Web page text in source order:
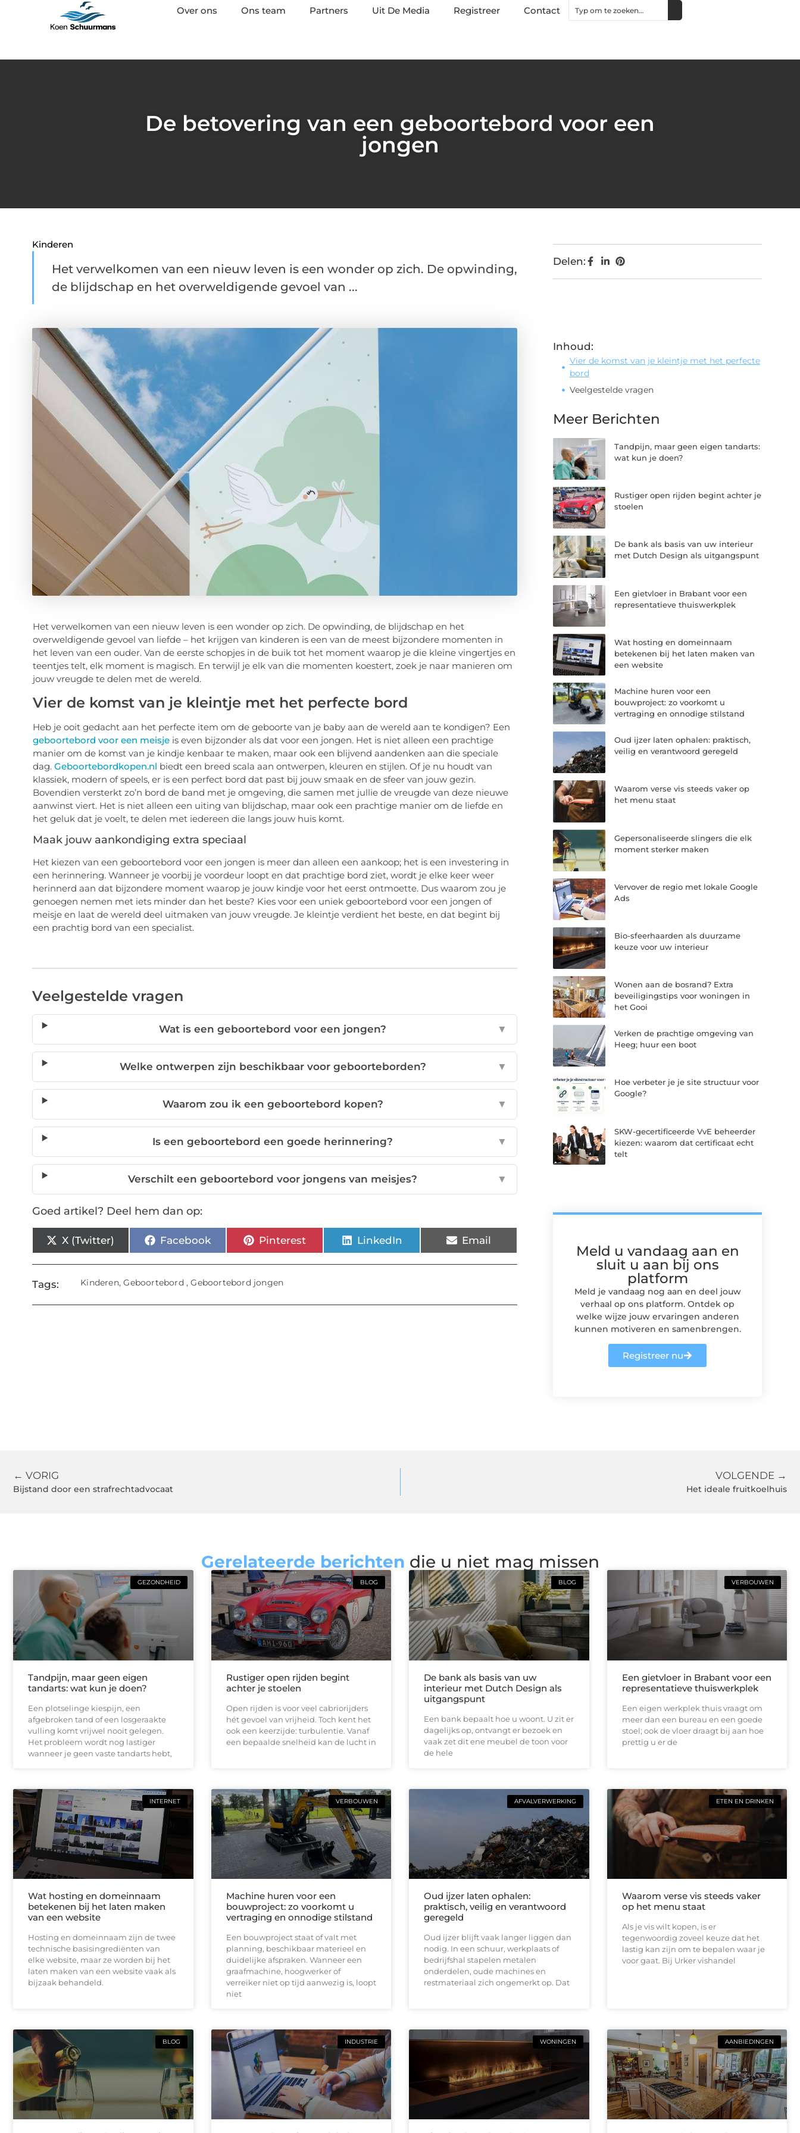
Over ons Ons team Partners Uit De Media Registreer Contact
De betovering van een geboortebord voor een
jongen
Kinderen
Het verwelkomen van een nieuw leven is een wonder op zich. De opwinding,
de blijdschap en het overweldigende gevoel van ...
Het verwelkomen van een nieuw leven is een wonder op zich. De opwinding, de blijdschap en het
overweldigende gevoel van liefde – het krijgen van kinderen is een van de meest bijzondere momenten in
het leven van een ouder. Van de eerste schopjes in de buik tot het moment waarop je die kleine vingertjes en
teentjes telt, elk moment is magisch. En terwijl je elk van die momenten koestert, zoek je naar manieren om
jouw vreugde te delen met de wereld.
Vier de komst van je kleintje met het perfecte bord
Heb je ooit gedacht aan het perfecte item om de geboorte van je baby aan de wereld aan te kondigen? Een
geboortebord voor een meisjeis even bijzonder als dat voor een jongen. Het is niet alleen een prachtige
manier om de komst van je kindje kenbaar te maken, maar ook een blijvend aandenken aan die speciale
dag. Geboortebordkopen.nl biedt een breed scala aan ontwerpen, kleuren en stijlen. Of je nu houdt van
klassiek, modern of speels, er is een perfect bord dat past bij jouw smaak en de sfeer van jouw gezin.
Bovendien versterkt zo’n bord de band met je omgeving, die samen met jullie de vreugde van deze nieuwe
aanwinst viert. Het is niet alleen een uiting van blijdschap, maar ook een prachtige manier om de liefde en
het geluk dat je voelt, te delen met iedereen die langs jouw huis komt.
Maak jouw aankondiging extra speciaal
Het kiezen van een geboortebord voor een jongen is meer dan alleen een aankoop; het is een investering in
een herinnering. Wanneer je voorbij je voordeur loopt en dat prachtige bord ziet, wordt je elke keer weer
herinnerd aan dat bijzondere moment waarop je jouw kindje voor het eerst ontmoette. Dus waarom zou je
genoegen nemen met iets minder dan het beste? Kies voor een uniek geboortebord voor een jongen of
meisje en laat de wereld deel uitmaken van jouw vreugde. Je kleintje verdient het beste, en dat begint bij
een prachtig bord van een specialist.
Veelgestelde vragen
Wat is een geboortebord voor een jongen? ▼
Welke ontwerpen zijn beschikbaar voor geboorteborden? ▼
Waarom zou ik een geboortebord kopen? ▼
Is een geboortebord een goede herinnering? ▼
Verschilt een geboortebord voor jongens van meisjes? ▼
Goed artikel? Deel hem dan op:
X (Twitter) Facebook Pinterest LinkedIn Email
Tags: Kinderen,Geboortebord ,Geboortebord jongen
Delen:
Inhoud:
Vier de komst van je kleintje met het perfecte
bord
Veelgestelde vragen
Meer Berichten
Tandpijn, maar geen eigen tandarts:
wat kun je doen?
Rustiger open rijden begint achter je
stoelen
De bank als basis van uw interieur
met Dutch Design als uitgangspunt
Een gietvloer in Brabant voor een
representatieve thuiswerkplek
Wat hosting en domeinnaam
betekenen bij het laten maken van
een website
Machine huren voor een
bouwproject: zo voorkomt u
vertraging en onnodige stilstand
Oud ijzer laten ophalen: praktisch,
veilig en verantwoord geregeld
Waarom verse vis steeds vaker op
het menu staat
Gepersonaliseerde slingers die elk
moment sterker maken
Vervover de regio met lokale Google
Ads
Bio-sfeerhaarden als duurzame
keuze voor uw interieur
Wonen aan de bosrand? Extra
beveiligingstips voor woningen in
het Gooi
Verken de prachtige omgeving van
Heeg; huur een boot
Hoe verbeter je je site structuur voor
Google?
SKW-gecertificeerde VvE beheerder
kiezen: waarom dat certificaat echt
telt
Meld u vandaag aan en
sluit u aan bij ons
platform
Meld je vandaag nog aan en deel jouw
verhaal op ons platform. Ontdek op
welke wijze jouw ervaringen anderen
kunnen motiveren en samenbrengen.
Registreer nu
← VORIG
Bijstand door een strafrechtadvocaat
VOLGENDE →
Het ideale fruitkoelhuis
Gerelateerde berichten die u niet mag missen
GEZONDHEID
Tandpijn, maar geen eigen
tandarts: wat kun je doen?
Een plotselinge kiespijn, een
afgebroken tand of een losgeraakte
vulling komt vrijwel nooit gelegen.
Het probleem wordt nog lastiger
wanneer je geen vaste tandarts hebt,
BLOG
Rustiger open rijden begint
achter je stoelen
Open rijden is voor veel cabriorijders
hét gevoel van vrijheid. Toch kent het
ook een keerzijde: turbulentie. Vanaf
een bepaalde snelheid kan de lucht in
BLOG
De bank als basis van uw
interieur met Dutch Design als
uitgangspunt
Een bank bepaalt hoe u woont. U zit er
dagelijks op, ontvangt er bezoek en
vaak zet dit ene meubel de toon voor
de hele
VERBOUWEN
Een gietvloer in Brabant voor een
representatieve thuiswerkplek
Een eigen werkplek thuis vraagt om
meer dan een bureau en een goede
stoel; ook de vloer draagt bij aan hoe
prettig u er de
INTERNET
Wat hosting en domeinnaam
betekenen bij het laten maken
van een website
Hosting en domeinnaam zijn de twee
technische basisingrediënten van
elke website, maar ze worden bij het
laten maken van een website vaak als
bijzaak behandeld.
VERBOUWEN
Machine huren voor een
bouwproject: zo voorkomt u
vertraging en onnodige stilstand
Een bouwproject staat of valt met
planning, beschikbaar materieel en
duidelijke afspraken. Wanneer een
graafmachine, hoogwerker of
verreiker niet op tijd aanwezig is, loopt
niet
AFVALVERWERKING
Oud ijzer laten ophalen:
praktisch, veilig en verantwoord
geregeld
Oud ijzer blijft vaak langer liggen dan
nodig. In een schuur, werkplaats of
bedrijfshal stapelen metalen
onderdelen, oude machines en
restmateriaal zich ongemerkt op. Dat
ETEN EN DRINKEN
Waarom verse vis steeds vaker
op het menu staat
Als je vis wilt kopen, is er
tegenwoordig zoveel keuze dat het
lastig kan zijn om te bepalen waar je
voor gaat. Bij Urker vishandel
BLOG INDUSTRIE WONINGEN AANBIEDINGEN